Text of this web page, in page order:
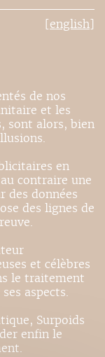
[english]
de nos
et les
sont alors, bien
en
contraire une
des données
des lignes de
et célèbres
le traitement
aspects.
Surpoids
enfin le